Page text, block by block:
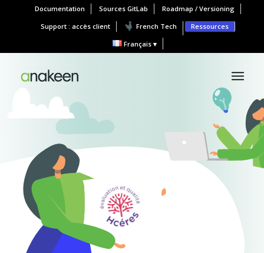
Documentation Sources GitLab
Roadmap / Versioning
Support : accès client
French Tech
Ressources
Français